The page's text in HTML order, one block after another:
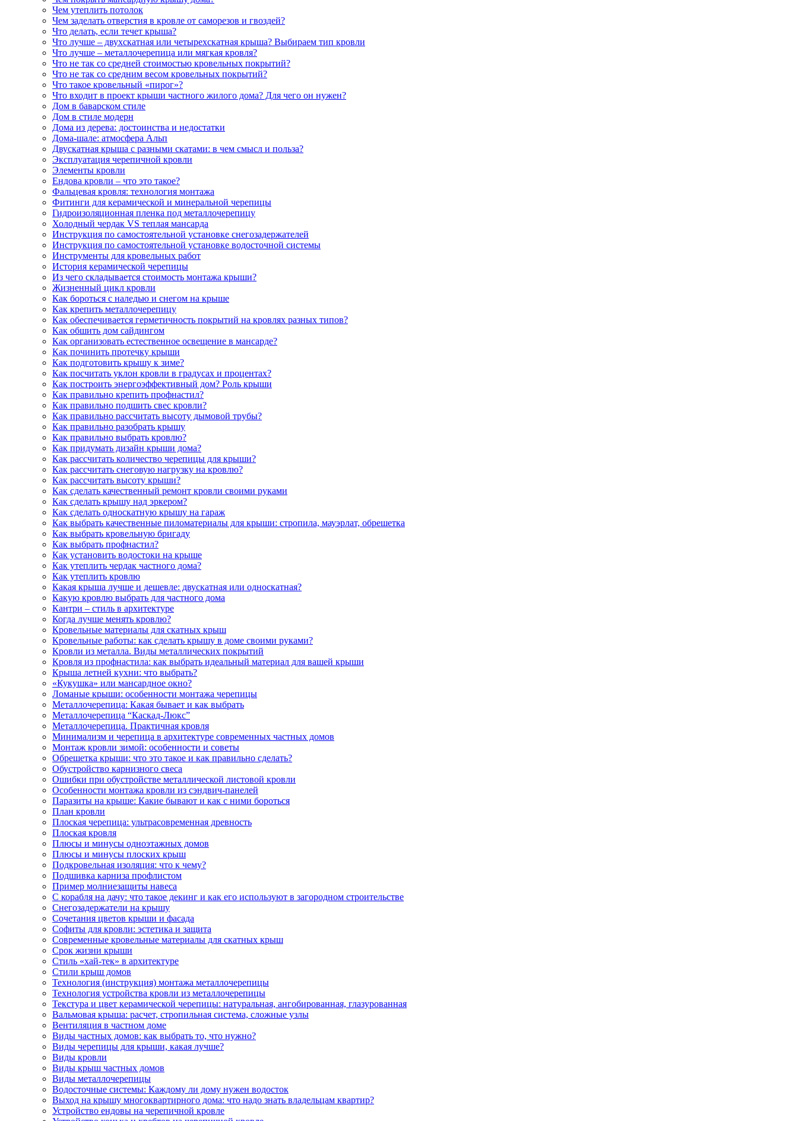
Чем утеплить потолок
Чем заделать отверстия в кровле от саморезов и гвоздей?
Что делать, если течет крыша?
Что лучше – двухскатная или четырехскатная крыша? Выбираем тип кровли
Что лучше – металлочерепица или мягкая кровля?
Что не так со средней стоимостью кровельных покрытий?
Что не так со средним весом кровельных покрытий?
Что такое кровельный «пирог»?
Что входит в проект крыши частного жилого дома? Для чего он нужен?
Дом в баварском стиле
Дом в стиле модерн
Дома из дерева: достоинства и недостатки
Дома-шале: атмосфера Альп
Двускатная крыша с разными скатами: в чем смысл и польза?
Эксплуатация черепичной кровли
Элементы кровли
Ендова кровли – что это такое?
Фальцевая кровля: технология монтажа
Фитинги для керамической и минеральной черепицы
Гидроизоляционная пленка под металлочерепицу
Холодный чердак VS теплая мансарда
Инструкция по самостоятельной установке снегозадержателей
Инструкция по самостоятельной установке водосточной системы
Инструменты для кровельных работ
История керамической черепицы
Из чего складывается стоимость монтажа крыши?
Жизненный цикл кровли
Как бороться с наледью и снегом на крыше
Как крепить металлочерепицу
Как обеспечивается герметичность покрытий на кровлях разных типов?
Как обшить дом сайдингом
Как организовать естественное освещение в мансарде?
Как починить протечку крыши
Как подготовить крышу к зиме?
Как посчитать уклон кровли в градусах и процентах?
Как построить энергоэффективный дом? Роль крыши
Как правильно крепить профнастил?
Как правильно подшить свес кровли?
Как правильно рассчитать высоту дымовой трубы?
Как правильно разобрать крышу
Как правильно выбрать кровлю?
Как придумать дизайн крыши дома?
Как рассчитать количество черепицы для крыши?
Как рассчитать снеговую нагрузку на кровлю?
Как рассчитать высоту крыши?
Как сделать качественный ремонт кровли своими руками
Как сделать крышу над эркером?
Как сделать односкатную крышу на гараж
Как выбрать качественные пиломатериалы для крыши: стропила, мауэрлат, обрешетка
Как выбрать кровельную бригаду
Как выбрать профнастил?
Как установить водостоки на крыше
Как утеплить чердак частного дома?
Как утеплить кровлю
Какая крыша лучше и дешевле: двускатная или односкатная?
Какую кровлю выбрать для частного дома
Кантри – стиль в архитектуре
Когда лучше менять кровлю?
Кровельные материалы для скатных крыш
Кровельные работы: как сделать крышу в доме своими руками?
Кровли из металла. Виды металлических покрытий
Кровля из профнастила: как выбрать идеальный материал для вашей крыши
Крыша летней кухни: что выбрать?
«Кукушка» или мансардное окно?
Ломаные крыши: особенности монтажа черепицы
Металлочерепица: Какая бывает и как выбрать
Металлочерепица “Каскад-Люкс”
Металлочерепица. Практичная кровля
Минимализм и черепица в архитектуре современных частных домов
Монтаж кровли зимой: особенности и советы
Обрешетка крыши: что это такое и как правильно сделать?
Обустройство карнизного свеса
Ошибки при обустройстве металлической листовой кровли
Особенности монтажа кровли из сэндвич-панелей
Паразиты на крыше: Какие бывают и как с ними бороться
План кровли
Плоская черепица: ультрасовременная древность
Плоская кровля
Плюсы и минусы одноэтажных домов
Плюсы и минусы плоских крыш
Подкровельная изоляция: что к чему?
Подшивка карниза профлистом
Пример молниезащиты навеса
С корабля на дачу: что такое декинг и как его используют в загородном строительстве
Снегозадержатели на крышу
Сочетания цветов крыши и фасада
Софиты для кровли: эстетика и защита
Современные кровельные материалы для скатных крыш
Срок жизни крыши
Стиль «хай-тек» в архитектуре
Стили крыш домов
Технология (инструкция) монтажа металлочерепицы
Технология устройства кровли из металлочерепицы
Текстура и цвет керамической черепицы: натуральная, ангобированная, глазурованная
Вальмовая крыша: расчет, стропильная система, сложные узлы
Вентиляция в частном доме
Виды частных домов: как выбрать то, что нужно?
Виды черепицы для крыши, какая лучше?
Виды кровли
Виды крыш частных домов
Виды металлочерепицы
Водосточные системы: Каждому ли дому нужен водосток
Выход на крышу многоквартирного дома: что надо знать владельцам квартир?
Устройство ендовы на черепичной кровле